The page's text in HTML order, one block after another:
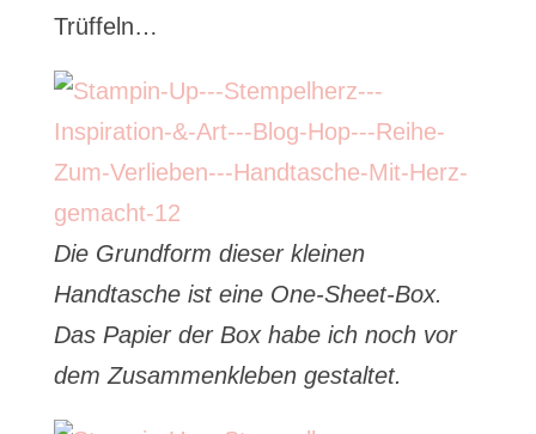
Trüffeln…
Die Grundform dieser kleinen
Handtasche ist eine One-Sheet-Box.
Das Papier der Box habe ich noch vor
dem Zusammenkleben gestaltet.